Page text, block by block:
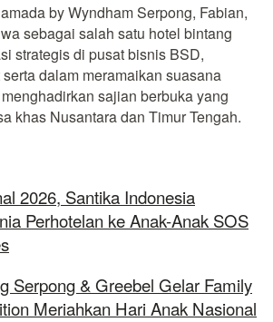
by Wyndham Serpong, Fabian,
sebagai salah satu hotel bintang
strategis di pusat bisnis BSD,
dalam meramaikan suasana
sajian berbuka yang
khas Nusantara dan Timur Tengah.
2026, Santika Indonesia
Perhotelan ke Anak-Anak SOS
Serpong & Greebel Gelar Family
Meriahkan Hari Anak Nasional